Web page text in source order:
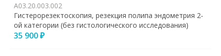
А03.20.003.002
Гистерорезектоскопия, резекция полипа эндометрия 2-
ой категории (без гистологического исследования)
35 900 ₽